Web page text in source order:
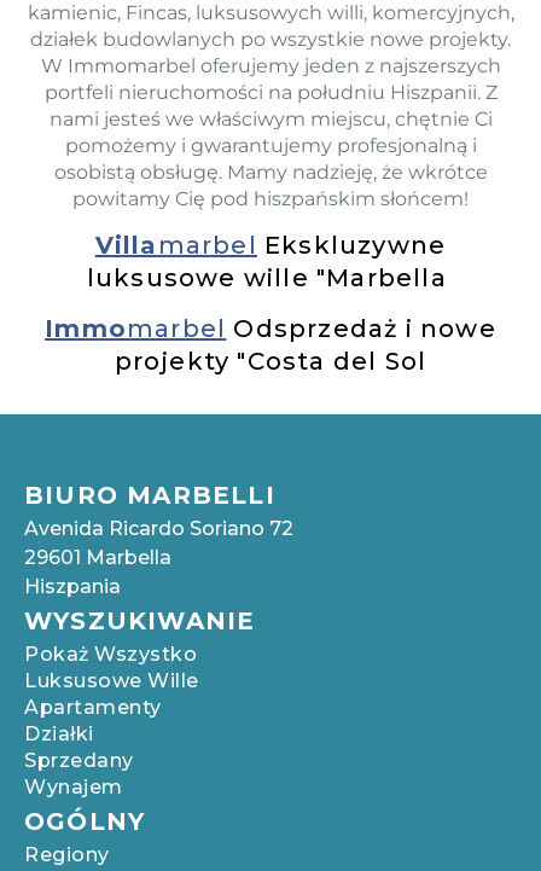
kamienic, Fincas, luksusowych willi, komercyjnych,
działek budowlanych po wszystkie nowe projekty.
W Immomarbel oferujemy jeden z najszerszych
portfeli nieruchomości na południu Hiszpanii. Z
nami jesteś we właściwym miejscu, chętnie Ci
pomożemy i gwarantujemy profesjonalną i
osobistą obsługę. Mamy nadzieję, że wkrótce
powitamy Cię pod hiszpańskim słońcem!
Villa marbel Ekskluzywne
luksusowe wille "Marbella
Immomarbel Odsprzedaż i nowe
projekty "Costa del Sol
BIURO MARBELLI
Avenida Ricardo Soriano 72
29601 Marbella
Hiszpania
WYSZUKIWANIE
Pokaż Wszystko
Luksusowe Wille
Apartamenty
Działki
Sprzedany
Wynajem
OGÓLNY
Regiony